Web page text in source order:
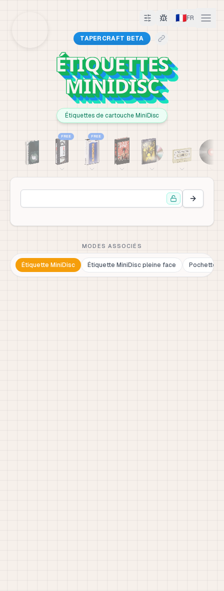
🇫🇷FR
TAPERCRAFT BETA
ÉTIQUETTES
MINIDISC
Étiquettes de cartouche MiniDisc
FREE FREE
MODES ASSOCIÉS
Étiquette MiniDisc Étiquette MiniDisc pleine face Pochette